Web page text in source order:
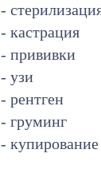
-
- кастрация
- прививки
- узи
- рентген
- груминг
- купирование